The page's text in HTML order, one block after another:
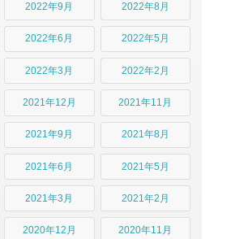
2022年9月 2022年8月
2022年6月 2022年5月
2022年3月 2022年2月
2021年12月 2021年11月
2021年9月 2021年8月
2021年6月 2021年5月
2021年3月 2021年2月
2020年12月 2020年11月